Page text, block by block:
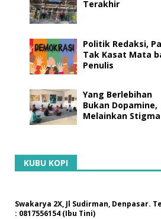
Terakhir
Politik Redaksi,
Tak Kasat Mata
Penulis
Yang Berlebihan
Bukan Dopamine,
Melainkan Stigma
KUBU KOPI
Swakarya 2X, Jl Sudirman, Denpasar.
: 0817556154 (Ibu Tini)